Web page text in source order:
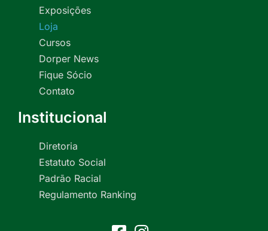
Exposições
Loja
Cursos
Dorper News
Fique Sócio
Contato
Institucional
Diretoria
Estatuto Social
Padrão Racial
Regulamento Ranking